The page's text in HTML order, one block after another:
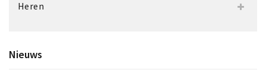
Heren
Nieuws